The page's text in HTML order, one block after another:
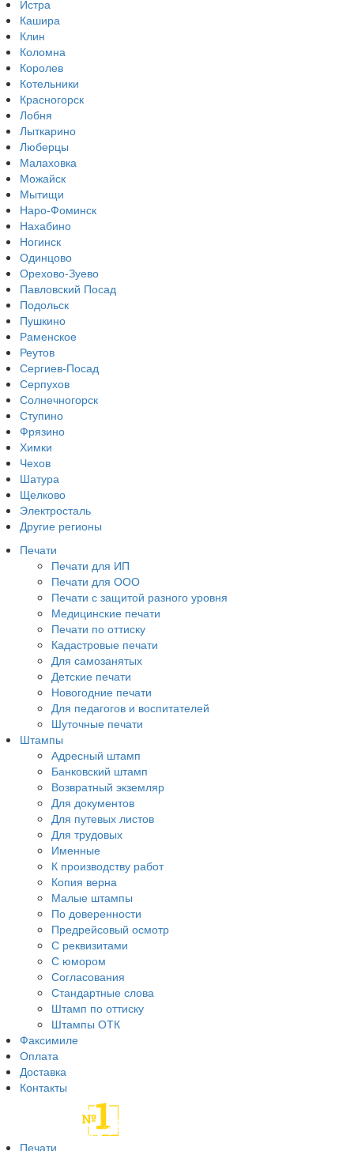
Истра
Кашира
Клин
Коломна
Королев
Котельники
Красногорск
Лобня
Лыткарино
Люберцы
Малаховка
Можайск
Мытищи
Наро-Фоминск
Нахабино
Ногинск
Одинцово
Орехово-Зуево
Павловский Посад
Подольск
Пушкино
Раменское
Реутов
Сергиев-Посад
Серпухов
Солнечногорск
Ступино
Фрязино
Химки
Чехов
Шатура
Щелково
Электросталь
Другие регионы
Печати
Печати для ИП
Печати для ООО
Печати с защитой разного уровня
Медицинские печати
Печати по оттиску
Кадастровые печати
Для самозанятых
Детские печати
Новогодние печати
Для педагогов и воспитателей
Шуточные печати
Штампы
Адресный штамп
Банковский штамп
Возвратный экземляр
Для документов
Для путевых листов
Для трудовых
Именные
К производству работ
Копия верна
Малые штампы
По доверенности
Предрейсовый осмотр
С реквизитами
С юмором
Согласования
Стандартные слова
Штамп по оттиску
Штампы ОТК
Факсимиле
Оплата
Доставка
Контакты
Печати